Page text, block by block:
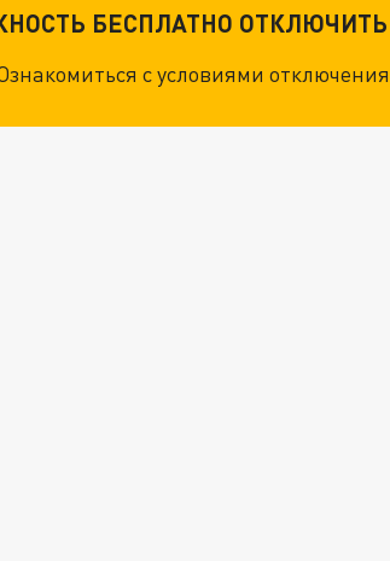
УДАРА УКРАИНЫ ПО ИРАНСКОМУ
БЕСПЛАТНО
с условиями